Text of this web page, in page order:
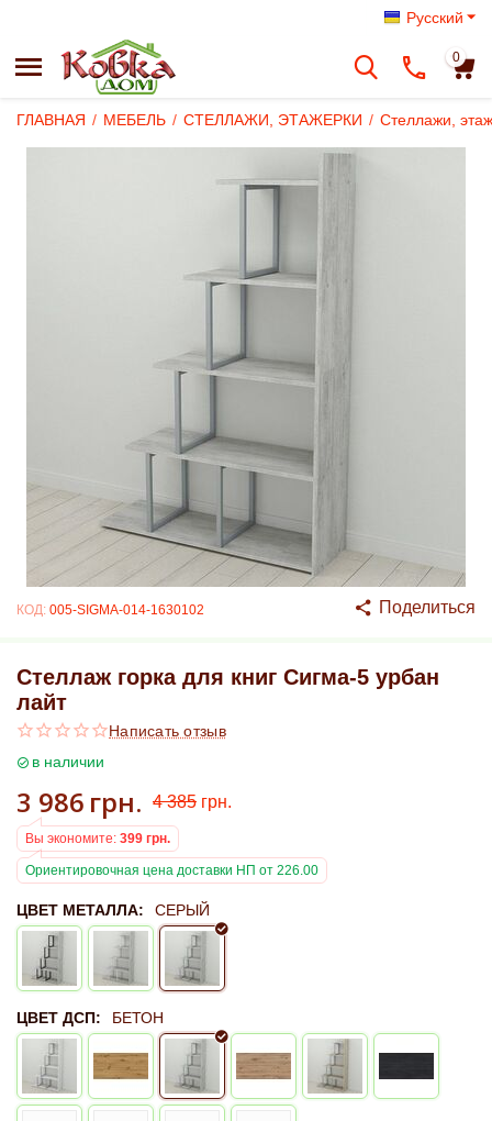
Русский
0
ГЛАВНАЯ / МЕБЕЛЬ / СТЕЛЛАЖИ, ЭТАЖЕРКИ / Стеллажи,
КОД: 005-SIGMA-014-1630102 Поделиться
Стеллаж горка для книг Сигма-5 урбан
лайт
Написать отзыв
в наличии
3 986 грн. 4 385 грн.
Вы экономите: 399 грн.
Ориентировочная цена доставки НП от 226.00
ЦВЕТ МЕТАЛЛА: СЕРЫЙ
ЦВЕТ ДСП: БЕТОН